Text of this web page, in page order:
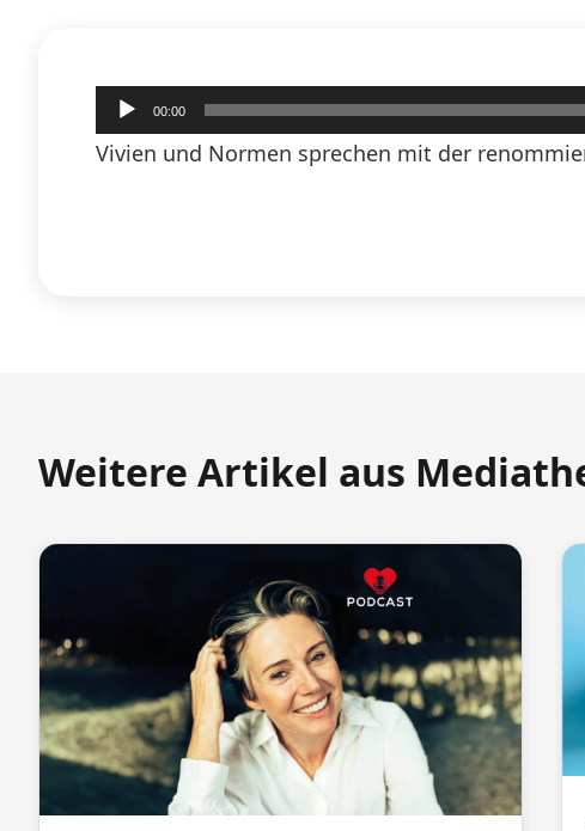
Audio-
Player
00:00
Vivien und Normen sprechen mit der
Weitere Artikel aus